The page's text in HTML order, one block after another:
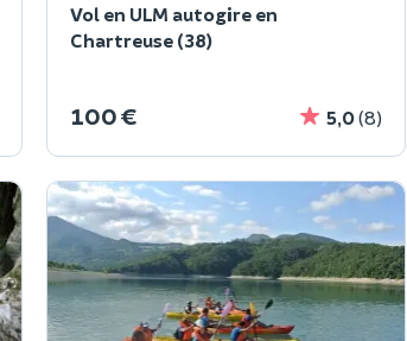
Vol en ULM autogire en
Chartreuse (38)
100 € 5,0(8)